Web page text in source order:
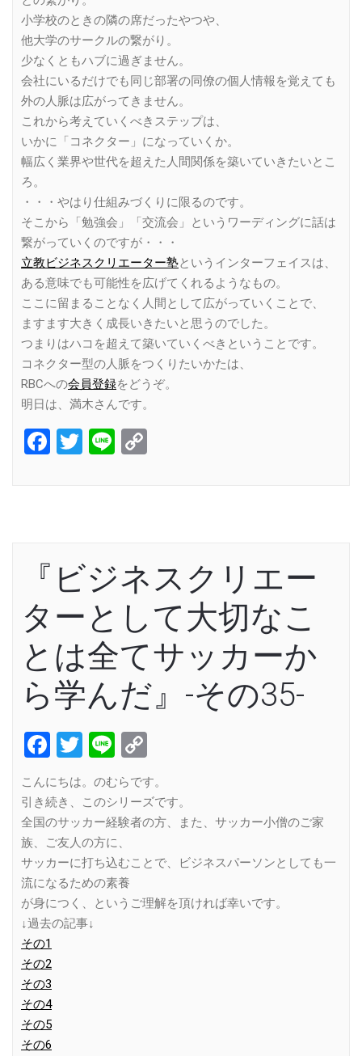
小学校のときの隣の席だったやつや、
他大学のサークルの繋がり。
少なくともハブに過ぎません。
会社にいるだけでも同じ部署の同僚の個人情報を覚えても
外の人脈は広がってきません。
これから考えていくべきステップは、
いかに「コネクター」になっていくか。
幅広く業界や世代を超えた人間関係を築いていきたいとこ
ろ。
・・・やはり仕組みづくりに限るのです。
そこから「勉強会」「交流会」というワーディングに話は
繋がっていくのですが・・・
立教ビジネスクリエーター塾というインターフェイスは、
ある意味でも可能性を広げてくれるようなもの。
ここに留まることなく人間として広がっていくことで、
ますます大きく成長いきたいと思うのでした。
つまりはハコを超えて築いていくべきということです。
コネクター型の人脈をつくりたいかたは、
RBCへの会員登録をどうぞ。
明日は、満木さんです。
Facebook
Twitter
Line
『ビジネスクリエー
ターとして大切なこ
とは全てサッカーか
ら学んだ』-その35-
Facebook
Twitter
Line
Link
こんにちは。のむらです。
引き続き、このシリーズです。
全国のサッカー経験者の方、また、サッカー小僧のご家
族、ご友人の方に、
サッカーに打ち込むことで、ビジネスパーソンとしても一
流になるための素養
が身につく、というご理解を頂ければ幸いです。
↓過去の記事↓
その1
その2
その3
その4
その5
その6